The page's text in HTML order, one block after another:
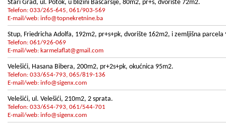
Stari Grad, ul. Potok, u blizini Baščaršije, 80m2, pr+s, dvorište 72m2.
Telefon: 033/265-645, 061/903-569
E-mail/web: info@topnekretnine.ba
Stup, Friedricha Adolfa, 192m2, pr+s+pk, dvorište 162m2, i zemljišna
Telefon: 061/926-069
E-mail/web: karmelaflat@gmail.com
Velešići, Hasana Bibera, 200m2, pr+2s+pk, okućnica 95m2.
Telefon: 033/654-793, 065/819-136
E-mail/web: info@sigenx.com
Velešići, ul. Velešići, 210m2, 2 sprata.
Telefon: 033/654-793, 061/544-701
E-mail/web: info@sigenx.com